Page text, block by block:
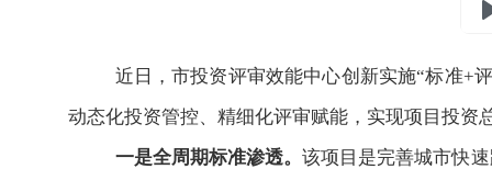
近日，市投资评审效能中心创新实施“标准+
动态化投资管控、精细化评审赋能，实现项目投资
一是全周期标准渗透。该项目是完善城市快